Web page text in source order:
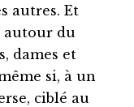
autres. Et
autour du
dames et
si, à un
ciblé au